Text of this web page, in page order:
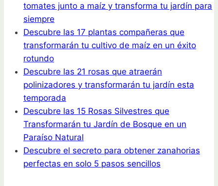
tomates junto a maíz y transforma tu jardín para
siempre
Descubre las 17 plantas compañeras que
transformarán tu cultivo de maíz en un éxito
rotundo
Descubre las 21 rosas que atraerán
polinizadores y transformarán tu jardín esta
temporada
Descubre las 15 Rosas Silvestres que
Transformarán tu Jardín de Bosque en un
Paraíso Natural
Descubre el secreto para obtener zanahorias
perfectas en solo 5 pasos sencillos